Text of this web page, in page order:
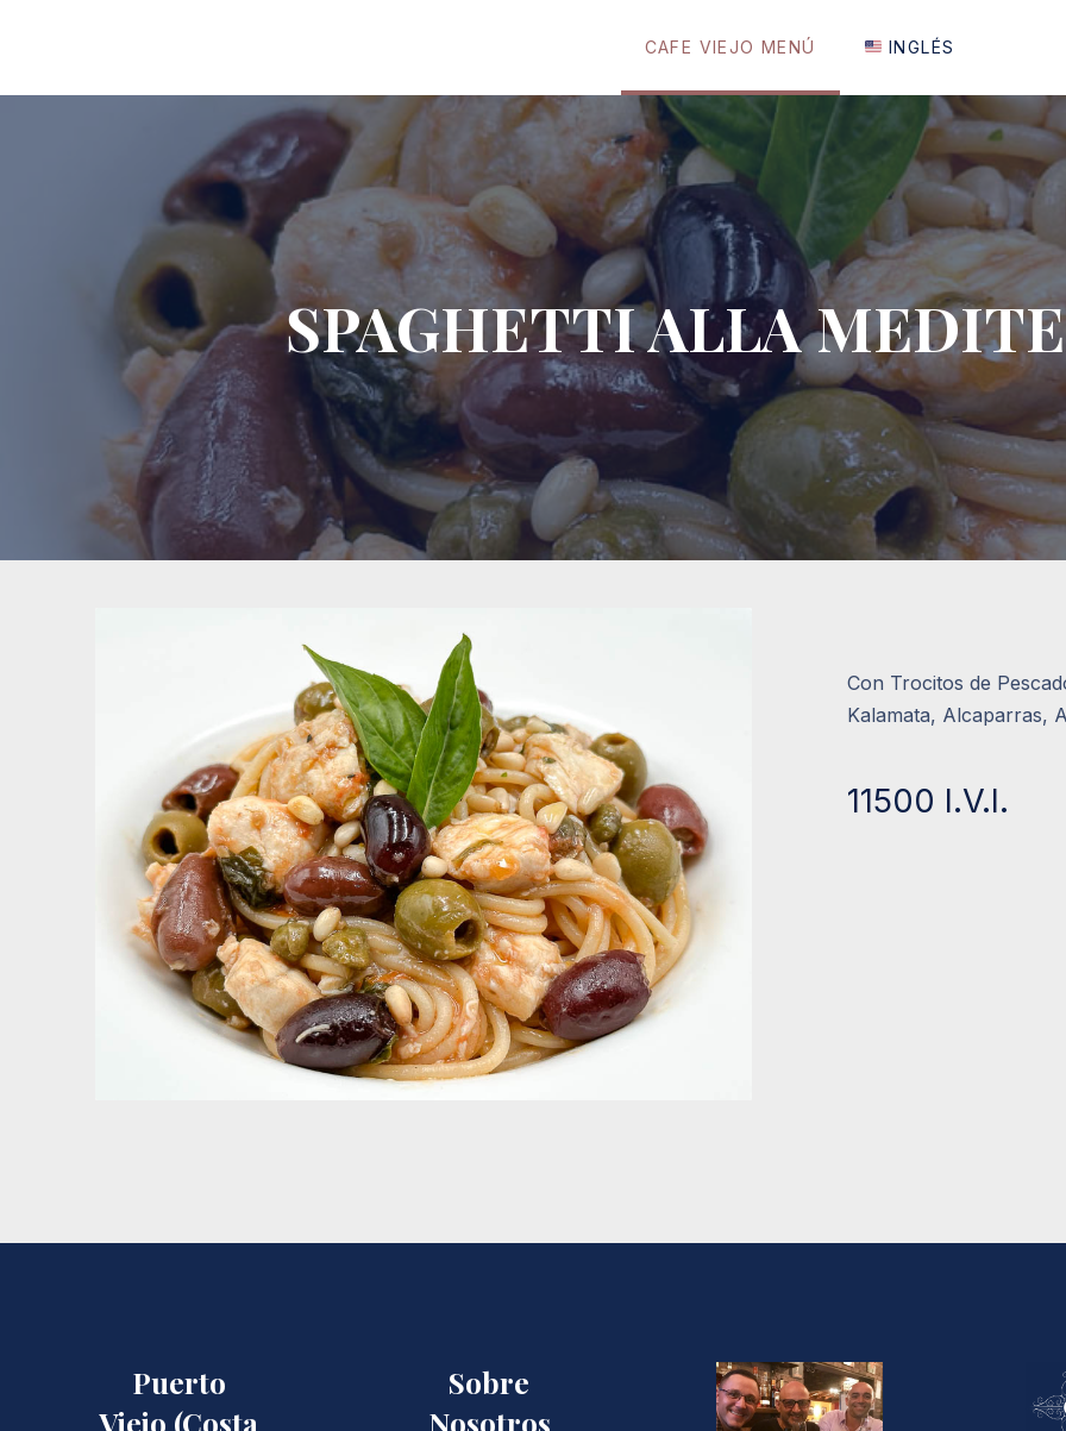
CAFE VIEJO MENÚ INGLÉS
SPAGHETTI ALLA
Con Trocitos de
Kalamata, Alcaparras,
11500 I.V.I.
Puerto
Viejo (Costa
Sobre
Nosotros